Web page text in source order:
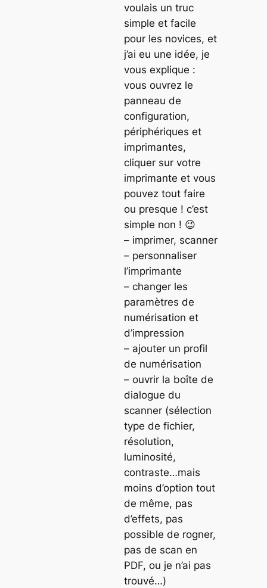
voulais un truc
simple et facile
pour les novices, et
j’ai eu une idée, je
vous explique :
vous ouvrez le
panneau de
configuration,
périphériques et
imprimantes,
cliquer sur votre
imprimante et vous
pouvez tout faire
ou presque ! c’est
simple non ! 😉
– imprimer, scanner
– personnaliser
l’imprimante
– changer les
paramètres de
numérisation et
d’impression
– ajouter un profil
de numérisation
– ouvrir la boîte de
dialogue du
scanner (sélection
type de fichier,
résolution,
luminosité,
contraste…mais
moins d’option tout
de même, pas
d’effets, pas
possible de rogner,
pas de scan en
PDF, ou je n’ai pas
trouvé…)